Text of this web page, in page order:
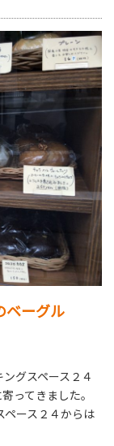
ベーグル
グスペース２４
ってきました。
ース２４からは